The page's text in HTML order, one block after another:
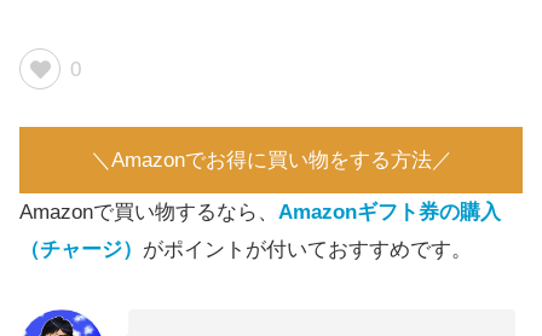
0
＼Amazonでお得に買い物をする方法／
Amazonで買い物するなら、 Amazonギフト券の購入
（チャージ） がポイントが付いておすすめです。